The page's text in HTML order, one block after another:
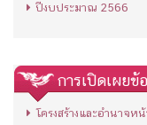
ปีงบประมาณ 2566
การเปิดเผยข้
โครงสร้างและอำนาจห